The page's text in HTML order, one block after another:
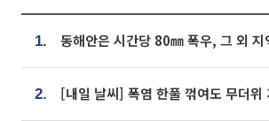
1.
2.